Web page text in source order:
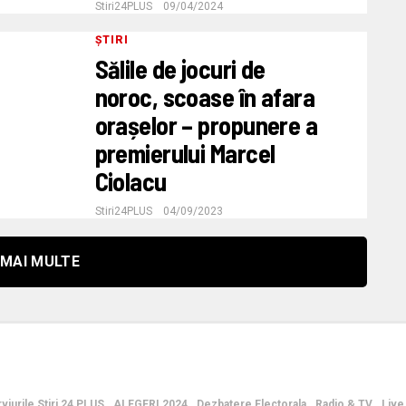
Stiri24PLUS 09/04/2024
ȘTIRI
Sălile de jocuri de
noroc, scoase în afara
orașelor – propunere a
premierului Marcel
Ciolacu
Stiri24PLUS 04/09/2023
MAI MULTE